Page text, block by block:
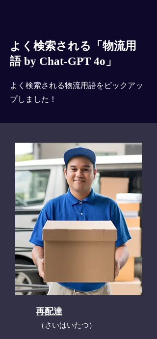
よく検索される「物流用
語 by Chat-GPT 4o」
よく検索される物流用語をピックアッ
プしました！
再配達
​（さいはいたつ）